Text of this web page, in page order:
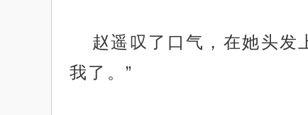
赵遥叹了口气，在她头发
我了。”